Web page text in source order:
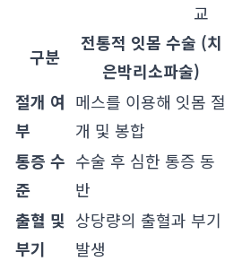
교
구분
전통적 잇몸 수술 (치
은박리소파술)
절개 여
부
메스를 이용해 잇몸 절
개 및 봉합
통증 수
준
수술 후 심한 통증 동
반
출혈 및
부기
상당량의 출혈과 부기
발생